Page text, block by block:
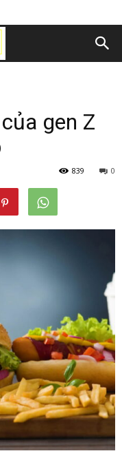
gen Z
0
839